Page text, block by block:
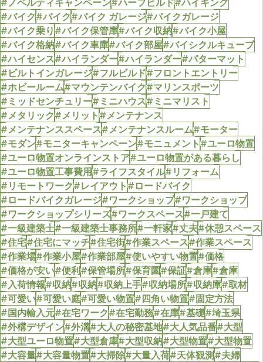
#バイク#バイク#バイク ガレージ#バイクガレージ
#バイク乗り#バイク保管庫#バイク収納#バイク小屋
#バイク格納#バイク車庫#バイク部屋#バイシクルキューブ
#ハイセンス#ハイランダー#ハイランダー#パターマット
#ビルトインガレージ#フルビルド#フロントエントリー
#ホビールーム#マウンテンバイク#マリンスポーツ
#ミッドセンチュリー#ミニハウス#ミニマリスト
#メタリック#メリット#メンテナンス
#メンテナンススペース#メンテナンスルーム#モーター
#モダン#モニターキャンペーン#モニュメント#ユーロ物置
#ユーロ物置オンラインストア#ユーロ物置がある暮らし
#ユーロ物置工事費用#ライフスタイル#リフォーム
#リモートワーク#レイアウト#ロードバイク
#ロードバイクガレージ#ワークショップ#ワークショップ
#ワークショップシリーズ#ワークスペース#一戸建て
#一級建築士#一級建築士事務所#一軒家#丈夫#休憩スペース
#住宅#住宅にマッチ#住宅街#作業スペース#作業スペース
#作業場#作業小屋#作業部屋#使いやすい物置#価格
#価格が安い#便利#保管場所#保育園#保証#倉庫#倉庫
#入荷情報#収納#収納#収納上手#収納場所#収納庫#取材
#可愛い#可愛い庭#可愛い物置#四角い物置#固定方法
#国内輸入元#在宅ワーク#在宅勤務#在庫#基礎#埼玉県
#外構デザイン#外溝#大人の秘密基地#大人気品番#大型
#大型ユーロ物置#大型倉庫#大型収納#大型物置#大型物置
#大容量#大容量物置#大掃除#大量入荷#天体観測#夫婦